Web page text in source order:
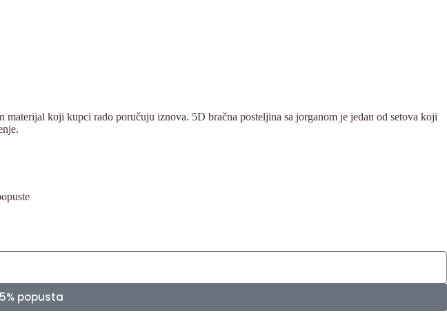
koji kupci rado poručuju iznova. 5D bračna posteljina sa jorganom je jedan od setova koji
popusta